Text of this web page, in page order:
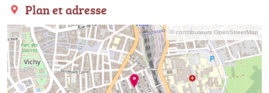
Plan et adresse
© contributeurs OpenStreetMap